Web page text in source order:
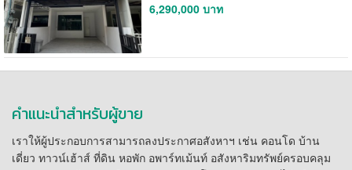
6,290,000 บาท
คำแนะนำสำหรับผู้ขาย
เราให้ผู้ประกอบการสามารถลงประกาศอสังหาฯ เช่น คอนโด บ้าน
เดี่ยว ทาวน์เฮ้าส์ ที่ดิน หอพัก อพาร์ทเม้นท์ อสังหาริมทรัพย์ครอบคลุม